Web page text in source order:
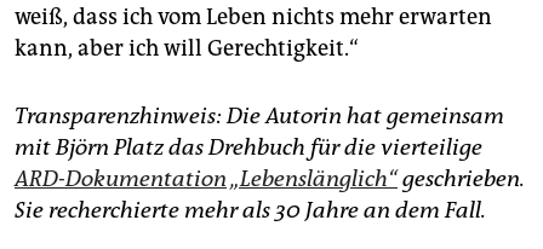
weiß, dass ich vom Leben nichts mehr erwarten
kann, aber ich will Gerechtigkeit.“
Transparenzhinweis: Die Autorin hat gemeinsam
mit Björn Platz das Drehbuch für die vierteilige
ARD-Dokumentation „Lebenslänglich“geschrieben.
Sie recherchierte mehr als 30 Jahre an dem Fall.